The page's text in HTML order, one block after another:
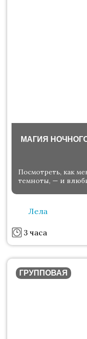
МАГИЯ
Посмотреть, как
темноты, — и
Лела
3 часа
ГРУППОВАЯ